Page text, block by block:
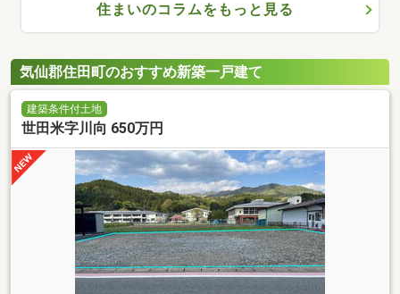
住まいのコラムをもっと見る
気仙郡住田町のおすすめ新築一戸建て
建築条件付土地
世田米字川向 650万円